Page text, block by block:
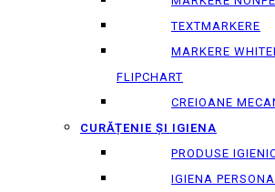
TEXTMARKERE
MARKERE
FLIPCHART
CREIOANE
CURĂȚENIE ȘI IGIENA
PRODUSE
IGIENA